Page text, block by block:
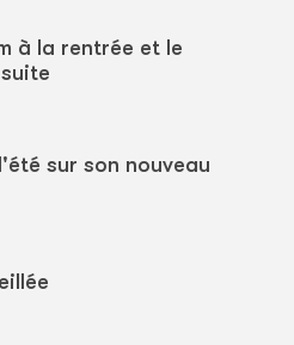
à la rentrée et le
sur son nouveau